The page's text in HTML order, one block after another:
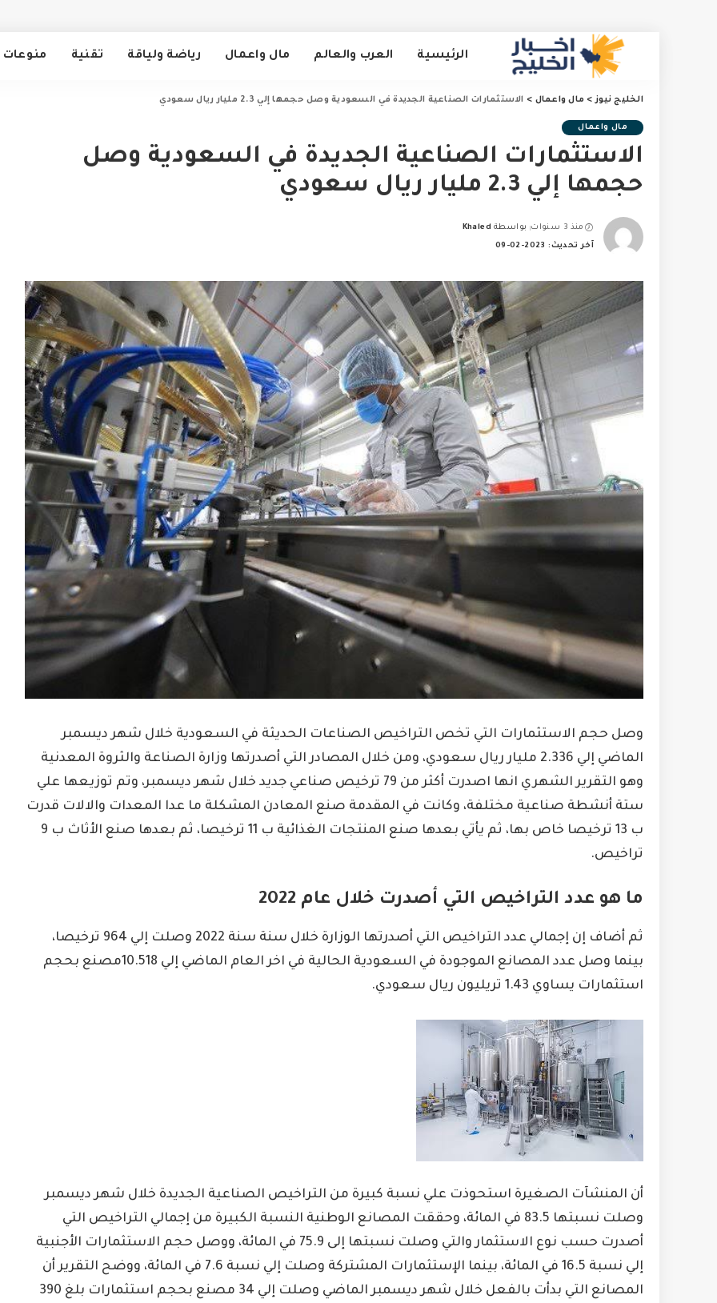
الرئيسية العرب والعالم مال واعمال رياضة ولياقة تقنية منوعات
الخليج نيوز> مال واعمال > الاستثمارات الصناعية الجديدة في السعودية وصل حجمها إلي 2.3 مليار ريال سعودي
مال واعمال
الاستثمارات الصناعية الجديدة في السعودية وصل
حجمها إلي 2.3 مليار ريال سعودي
منذ 3 سنوات
Posted
by
بواسطة Khaled
آخر تحديث: 2023-02-09
وصل حجم الاستثمارات التي تخص التراخيص الصناعات الحديثة في السعودية خلال شهر ديسمبر
الماضي إلي 2.336 مليار ريال سعودي، ومن خلال المصادر التي أصدرتها وزارة الصناعة والثروة المعدنية
وهو التقرير الشهري انها اصدرت أكثر من 79 ترخيص صناعي جديد خلال شهر ديسمبر، وتم توزيعها علي
ستة أنشطة صناعية مختلفة، وكانت في المقدمة صنع المعادن المشكلة ما عدا المعدات والالات قدرت
ب 13 ترخيصا خاص بها، ثم يأتي بعدها صنع المنتجات الغذائية ب 11 ترخيصا، ثم بعدها صنع الأثاث ب 9
تراخيص.
ما هو عدد التراخيص التي أصدرت خلال عام 2022
ثم أضاف إن إجمالي عدد التراخيص التي أصدرتها الوزارة خلال سنة سنة 2022 وصلت إلي 964 ترخيصا،
بينما وصل عدد المصانع الموجودة في السعودية الحالية في اخر العام الماضي إلي 10.518مصنع بحجم
استثمارات يساوي 1.43 تريليون ريال سعودي.
أن المنشآت الصغيرة استحوذت علي نسبة كبيرة من التراخيص الصناعية الجديدة خلال شهر ديسمبر
وصلت نسبتها 83.5 في المائة، وحققت المصانع الوطنية النسبة الكبيرة من إجمالي التراخيص التي
أصدرت حسب نوع الاستثمار والتي وصلت نسبتها إلى 75.9 في المائة، ووصل حجم الاستثمارات الأجنبية
إلي نسبة 16.5 في المائة، بينما الإستثمارات المشتركة وصلت إلي نسبة 7.6 في المائة، ووضح التقرير أن
المصانع التي بدأت بالفعل خلال شهر ديسمبر الماضي وصلت إلي 34 مصنع بحجم استثمارات بلغ 390